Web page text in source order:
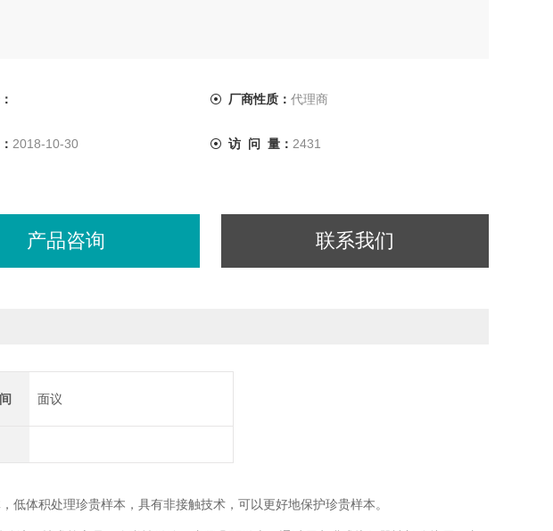
厂商性质： 代理商
2018-10-30 访 问 量： 2431
产品咨询 联系我们
面议
低体积处理珍贵样本，具有非接触技术，可以更好地保护珍贵样本。